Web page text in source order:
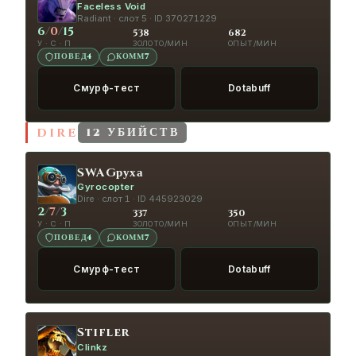
Faceless Void
Radiant · слот 5 · ID 370271229
6/0/15
У · С · П
538
ЗОЛОТО/МИН
682
ОПЫТ/МИН
ПОВЕД4 КОММ7
Смурф-тест Dotabuff
DIRE 12 УБИЙСТВ
SWAGруха
Gyrocopter
Dire · слот 1 · ID 445923029
2/7/3
У · С · П
337
ЗОЛОТО/МИН
350
ОПЫТ/МИН
ПОВЕД4 КОММ7
Смурф-тест Dotabuff
Stifler
Clinkz